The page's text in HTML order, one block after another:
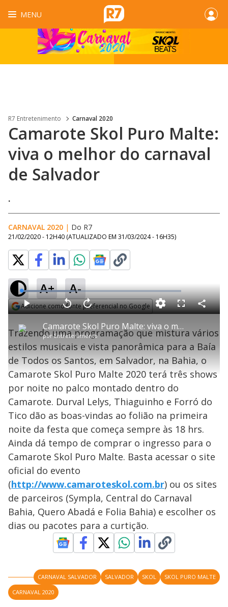
MENU
R7 Entretenimento Carnaval 2020
Camarote Skol Puro Malte:
viva o melhor do carnaval
de Salvador
.
CARNAVAL 2020 | Do R7
21/02/2020 - 12H40 (ATUALIZADO EM 31/03/2024 - 16H35)
A+ A-
Adicione como fonte preferencial no Google
P
l
a
y
V
i
d
e
o
Camarote Skol Puro Malte: viva o melhor do carnaval de Salvador
porEntretenimento
P V
t
a
r
0
e
g
n
d
s
A
a
n
ç
a
1
s
e
u
n
o
s
M
u
d
L
o
a
d
e
:
3
3
.
2
1
F
l
s
c
e
n
C
o
a
r
i
l
a
Trazendo uma programação que mistura vários
estilos musicais e vista panorâmica para a Baía
de Todos os Santos, em Salvador, na Bahia, o
Camarote Skol Puro Malte 2020 terá três shows
por noite no palco montado dentro do
Camarote. Durval Lelys, Thiaguinho e Forró do
Tico dão as boas-vindas ao folião na primeira
noite da festa que começa sempre às 18 hrs.
Ainda dá tempo de comprar o ingresso para o
Camarote Skol Puro Malte. Basta acessar o site
oficial do evento
(http://www.camaroteskol.com.br) ou os sites
de parceiros (Sympla, Central do Carnaval
Bahia, Quero Abadá e Folia Bahia) e escolher os
dias ou pacotes para a curtição.
CARNAVAL SALVADOR SALVADOR SKOL
SKOL PURO MALTE
CARNAVAL 2020